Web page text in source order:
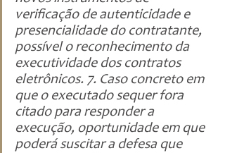
verificação de autenticidade e
presencialidade do contratante,
possível o reconhecimento da
executividade dos contratos
eletrônicos. 7. Caso concreto em
que o executado sequer fora
citado para responder a
execução, oportunidade em que
poderá suscitar a defesa que